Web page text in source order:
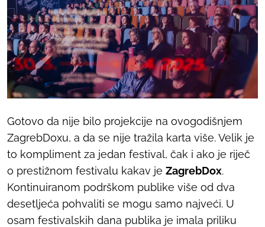
Gotovo da nije bilo projekcije na ovogodišnjem
ZagrebDoxu, a da se nije tražila karta više. Velik je
to kompliment za jedan festival, čak i ako je riječ
o prestižnom festivalu kakav je ZagrebDox.
Kontinuiranom podrškom publike više od dva
desetljeća pohvaliti se mogu samo najveći. U
osam festivalskih dana publika je imala priliku